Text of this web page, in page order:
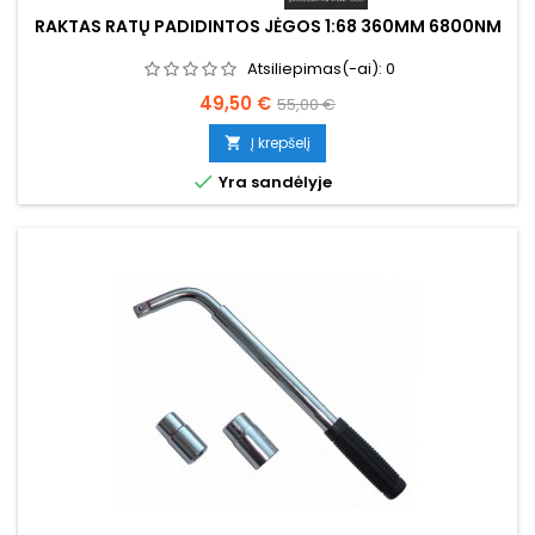
RAKTAS RATŲ PADIDINTOS JĖGOS 1:68 360MM 6800NM
Atsiliepimas(-ai): 0
Kaina
49,50 € Bazinė
kaina
55,00 €
 Į krepšelį
 Yra sandėlyje